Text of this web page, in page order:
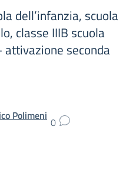
dell’infanzia, scuola
classe IIIB scuola
attivazione seconda
Polimeni
0